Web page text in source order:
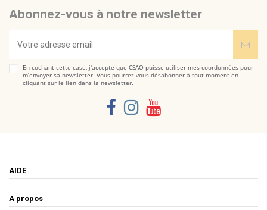
Abonnez-vous à notre newsletter
En cochant cette case, j'accepte que CSAO puisse utiliser mes coordonnées pour
m’envoyer sa newsletter. Vous pourrez vous désabonner à tout moment en
cliquant sur le lien dans la newsletter.
AIDE
A propos